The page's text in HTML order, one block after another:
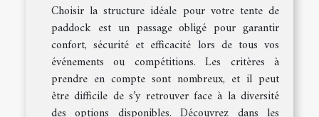
Choisir la structure idéale pour votre tente de
paddock est un passage obligé pour garantir
confort, sécurité et efficacité lors de tous vos
événements ou compétitions. Les critères à
prendre en compte sont nombreux, et il peut
être difficile de s’y retrouver face à la diversité